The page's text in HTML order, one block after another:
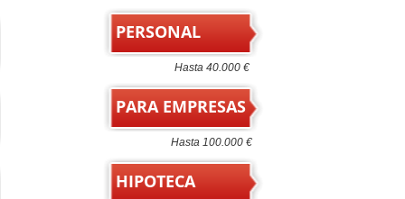
PERSONAL
Hasta 40.000 €
PARA EMPRESAS
Hasta 100.000 €
HIPOTECA